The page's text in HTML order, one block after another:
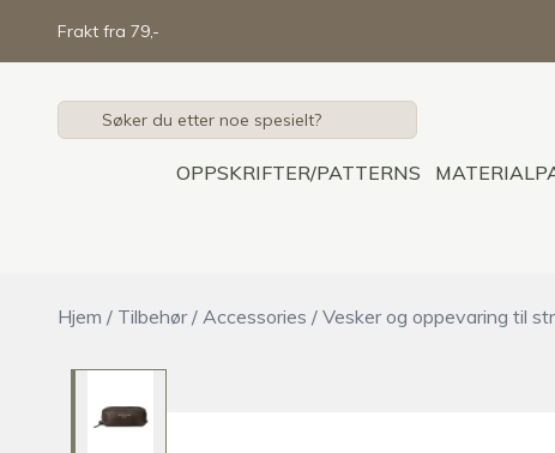
Frakt fra 79,-
OPPSKRIFTER/PATTERNS
Hjem / Tilbehør / Accessories / Vesker og oppevaring til